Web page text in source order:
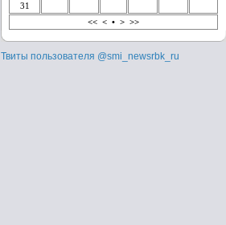
31
<< < • > >>
Твиты пользователя @smi_newsrbk_ru